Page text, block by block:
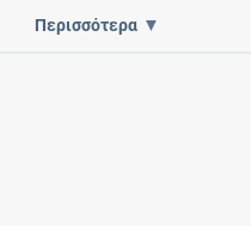
Περισσότερα